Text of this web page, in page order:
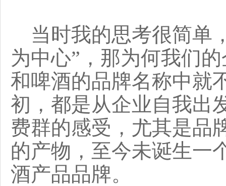
当时我的思考很简单
为中心”，那为何我们
和啤酒的品牌名称中就
初，都是从企业自我出
费群的感受，尤其是品
的产物，至今未诞生一
酒产品品牌。